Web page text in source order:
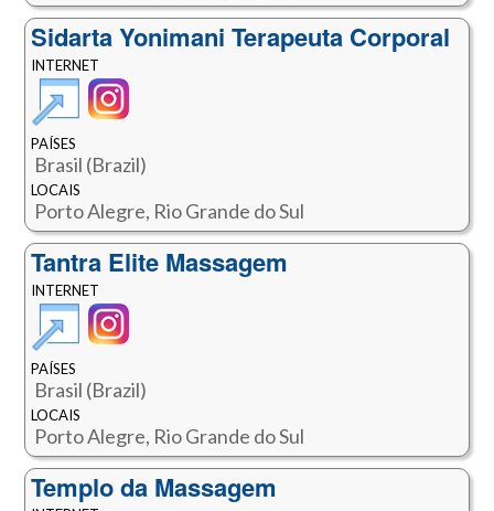
Sidarta Yonimani Terapeuta Corporal
INTERNET
PAÍSES
Brasil (Brazil)
LOCAIS
Porto Alegre, Rio Grande do Sul
Tantra Elite Massagem
INTERNET
PAÍSES
Brasil (Brazil)
LOCAIS
Porto Alegre, Rio Grande do Sul
Templo da Massagem